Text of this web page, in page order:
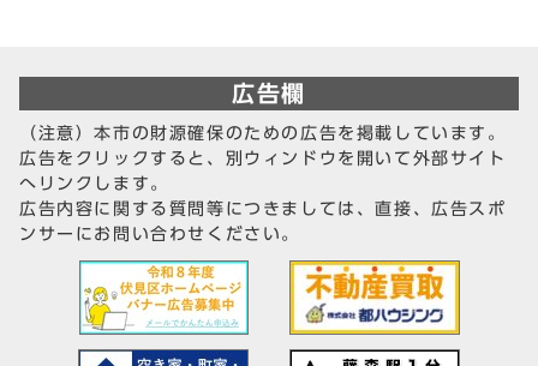
広告欄
（注意）本市の財源確保のための広告を掲載しています。
広告をクリックすると、別ウィンドウを開いて外部サイト
へリンクします。
広告内容に関する質問等につきましては、直接、広告スポ
ンサーにお問い合わせください。